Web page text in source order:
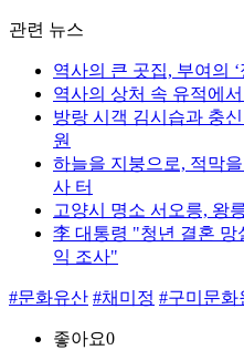
관련 뉴스
역사의 큰 곳집, 부여의
역사의 상처 속 유적에
방랑 시객 김시습과 충
원
하늘을 지붕으로, 적막
사 터
고양시 명소 서오릉, 왕
李 대통령 "청년 결혼 망
익 조사"
#문화유산 #채미정 #구미문화
좋아요0